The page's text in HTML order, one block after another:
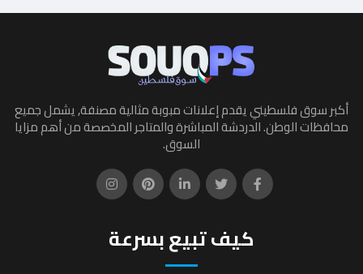
أكبر سوق فلسطيني يقدم إعلانات مبوبة مثالية مصنفة, يشمل جميع
محافظات الوطن. الدردشة المباشرة والمتاجر المخصصة من أهم مزايا
السوق.
كيف تبيع بسرعة